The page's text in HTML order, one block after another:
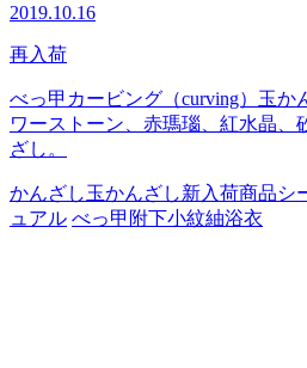
2019.10.16
再入荷
べっ甲カービング（curving）玉か
ワーストーン、赤瑪瑙、紅水晶、
ざし。
かんざし玉かんざし新入荷商品シ
ュアル べっ甲 附下小紋紬浴衣